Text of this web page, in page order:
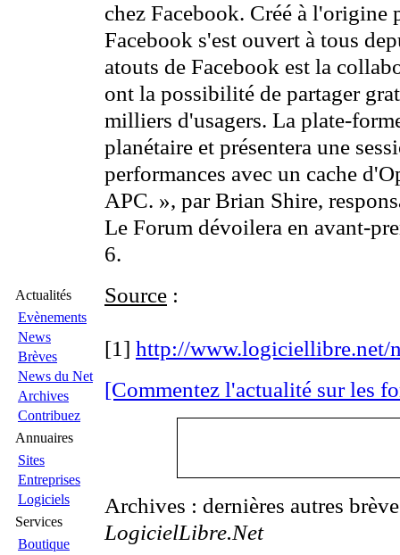
Actualités
Evènements
News
Brèves
News du Net
Archives
Contribuez
Annuaires
Sites
Entreprises
Logiciels
Services
Boutique
chez Facebook. Créé à
Facebook s'est ouvert à tous
atouts de Facebook est la
ont la possibilité de partager
milliers d'usagers. La plate-
planétaire et présentera une
performances avec un cache
APC. », par Brian Shire,
Le Forum dévoilera en avant-
6.
Source :
[1] http://www.logiciellibre.net/
[Commentez l'actualité sur les
Archives : dernières autres
LogicielLibre.Net